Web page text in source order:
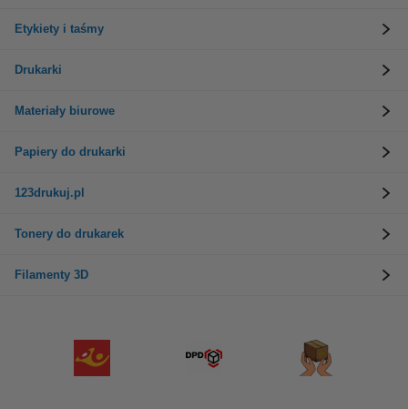
Etykiety i taśmy
Drukarki
Materiały biurowe
Papiery do drukarki
123drukuj.pl
Tonery do drukarek
Filamenty 3D